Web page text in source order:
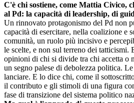
C'è chi sostiene, come Mattia Civico,
al Pd: la capacità di leadership, di
Un rinnovato protagonismo del Pd non
capacità di esercitare, nella coalizione e
comunità, un ruolo più incisivo e
le scelte, e non sul terreno dei tatticismi.
opinioni di chi si divide tra chi accetta o
un segno palese di debolezza politica.
lanciare. E lo dice chi, come il
il contributo e gli stimoli di una figura
fase di transizione del sistema politico